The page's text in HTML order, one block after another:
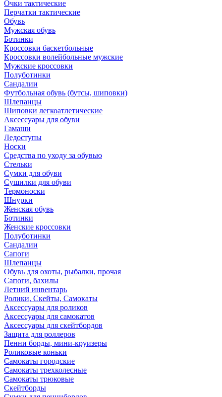
Очки тактические
Перчатки тактические
Обувь
Мужская обувь
Ботинки
Кроссовки баскетбольные
Кроссовки волейбольные мужские
Мужские кроссовки
Полуботинки
Сандалии
Футбольная обувь (бутсы, шиповки)
Шлепанцы
Шиповки легкоатлетические
Аксессуары для обуви
Гамаши
Ледоступы
Носки
Средства по уходу за обувью
Стельки
Сумки для обуви
Сушилки для обуви
Термоноски
Шнурки
Женская обувь
Ботинки
Женские кроссовки
Полуботинки
Сандалии
Сапоги
Шлепанцы
Обувь для охоты, рыбалки, прочая
Сапоги, бахилы
Летний инвентарь
Ролики, Скейты, Самокаты
Аксессуары для роликов
Аксессуары для самокатов
Аксессуары для скейтбордов
Защита для роллеров
Пенни борды, мини-круизеры
Роликовые коньки
Самокаты городские
Самокаты трехколесные
Самокаты трюковые
Скейтборды